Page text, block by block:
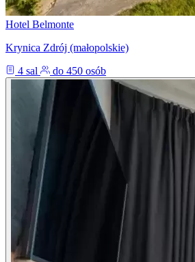
Hotel Belmonte
Krynica Zdrój (małopolskie)
4 sal
do 450 osób